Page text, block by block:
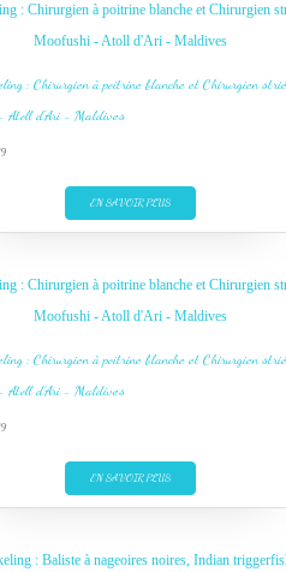
MALDIVES
OCEAN INDIEN
: Chirurgien à poitrine blanche et Chirurgien
Moofushi - Atoll d'Ari - Maldives
EN SAVOIR PLUS
INDIAN OCEAN
MOOFUSHI
: Chirurgien à poitrine blanche et Chirurgien
Moofushi - Atoll d'Ari - Maldives
EN SAVOIR PLUS
INDIAN OCEAN
: Baliste à nageoires noires, Indian